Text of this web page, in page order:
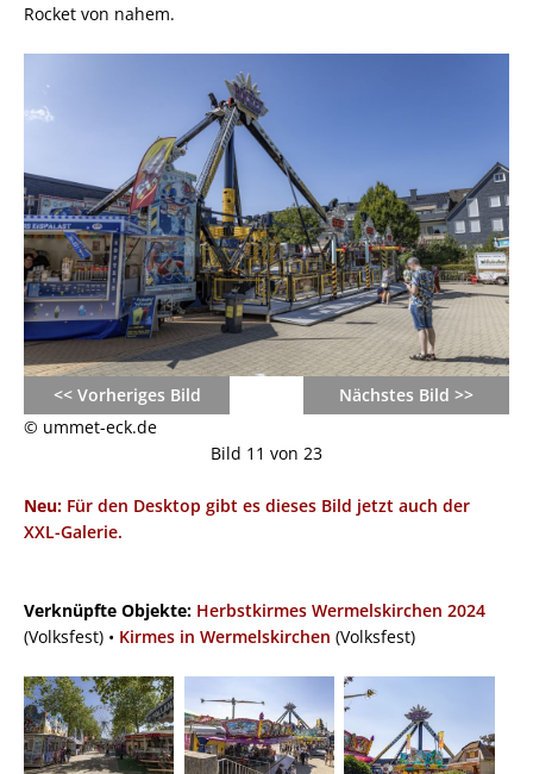
Rocket von nahem.
<< Vorheriges Bild
Nächstes Bild >>
© ummet-eck.de
Bild 11 von 23
Neu: Für den Desktop gibt es dieses Bild jetzt auch der
XXL-Galerie.
Verknüpfte Objekte: Herbstkirmes Wermelskirchen 2024
(Volksfest) • Kirmes in Wermelskirchen (Volksfest)